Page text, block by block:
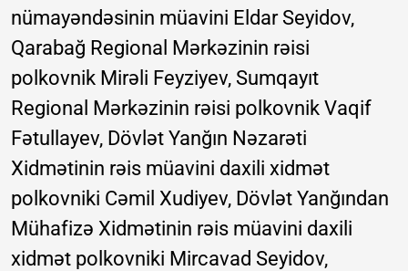
nümayəndəsinin müavini Eldar Seyidov,
Qarabağ Regional Mərkəzinin rəisi
polkovnik Mirəli Feyziyev, Sumqayıt
Regional Mərkəzinin rəisi polkovnik Vaqif
Fətullayev, Dövlət Yanğın Nəzarəti
Xidmətinin rəis müavini daxili xidmət
polkovniki Cəmil Xudiyev, Dövlət Yanğından
Mühafizə Xidmətinin rəis müavini daxili
xidmət polkovniki Mircavad Seyidov,